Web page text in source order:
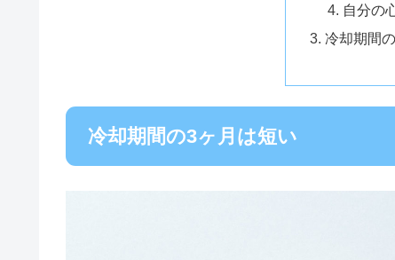
自分の
冷却期間
冷却期間の3ヶ月は短い